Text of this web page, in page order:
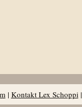
| Kontakt Lex Schoppi|